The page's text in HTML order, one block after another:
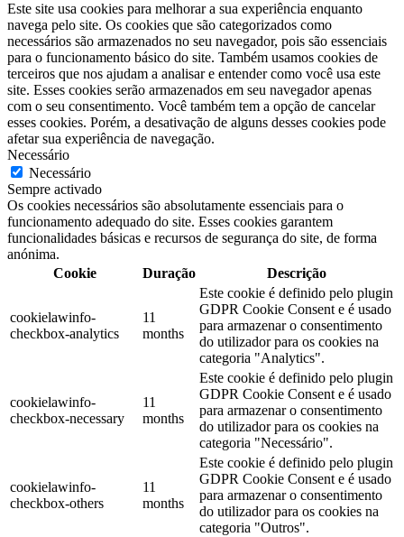
Este site usa cookies para melhorar a sua experiência enquanto
navega pelo site. Os cookies que são categorizados como
necessários são armazenados no seu navegador, pois são essenciais
para o funcionamento básico do site. Também usamos cookies de
terceiros que nos ajudam a analisar e entender como você usa este
site. Esses cookies serão armazenados em seu navegador apenas
com o seu consentimento. Você também tem a opção de cancelar
esses cookies. Porém, a desativação de alguns desses cookies pode
afetar sua experiência de navegação.
Necessário
Necessário
Sempre activado
Os cookies necessários são absolutamente essenciais para o
funcionamento adequado do site. Esses cookies garantem
funcionalidades básicas e recursos de segurança do site, de forma
anónima.
Cookie
Duração Descrição
cookielawinfo-
checkbox-analytics
11
months
Este cookie é definido pelo plugin
GDPR Cookie Consent e é usado
para armazenar o consentimento
do utilizador para os cookies na
categoria "Analytics".
cookielawinfo-
checkbox-necessary
11
months
Este cookie é definido pelo plugin
GDPR Cookie Consent e é usado
para armazenar o consentimento
do utilizador para os cookies na
categoria "Necessário".
cookielawinfo-
checkbox-others
11
months
Este cookie é definido pelo plugin
GDPR Cookie Consent e é usado
para armazenar o consentimento
do utilizador para os cookies na
categoria "Outros".